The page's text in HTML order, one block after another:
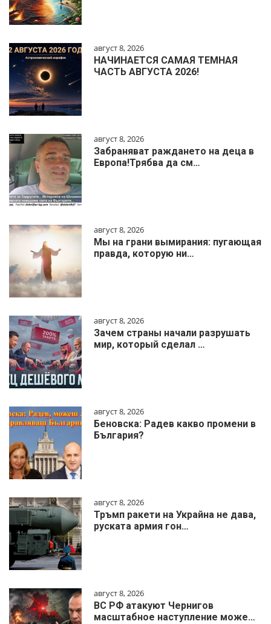
август 8, 2026
НАЧИНАЕТСЯ САМАЯ ТЕМНАЯ
ЧАСТЬ АВГУСТА 2026!
август 8, 2026
Забраняват раждането на деца в
Европа!Трябва да см…
август 8, 2026
Мы на грани вымирания: пугающая
правда, которую ни…
август 8, 2026
Зачем страны начали разрушать
мир, который сделал …
август 8, 2026
Беновска: Радев какво промени в
България?
август 8, 2026
Тръмп ракети на Украйна не дава,
руската армия гон…
август 8, 2026
ВС РФ атакуют Чернигов
масштабное наступление може…